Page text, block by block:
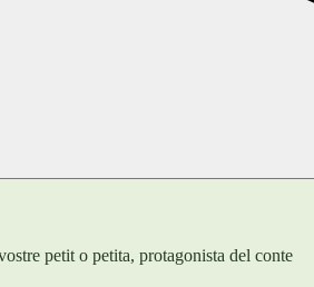
petit o petita, protagonista del conte